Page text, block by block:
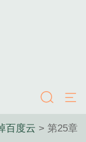
百度云 > 第25章